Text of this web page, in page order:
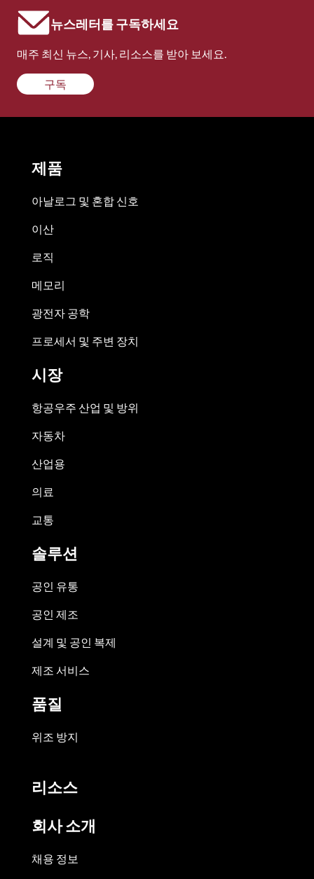
뉴스레터를 구독하세요
매주 최신 뉴스, 기사, 리소스를 받아 보세요.
구독
제품
아날로그 및 혼합 신호
이산
로직
메모리
광전자 공학
프로세서 및 주변 장치
시장
항공우주 산업 및 방위
자동차
산업용
의료
교통
솔루션
공인 유통
공인 제조
설계 및 공인 복제
제조 서비스
품질
위조 방지
리소스
회사 소개
채용 정보